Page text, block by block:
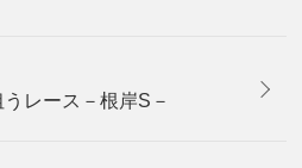
レース－根岸S－